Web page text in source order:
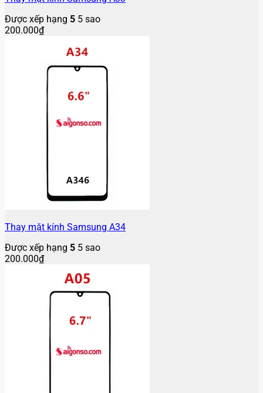
Được xếp hạng 5 5 sao
200.000₫
Thay mặt kính Samsung A34
Được xếp hạng 5 5 sao
200.000₫